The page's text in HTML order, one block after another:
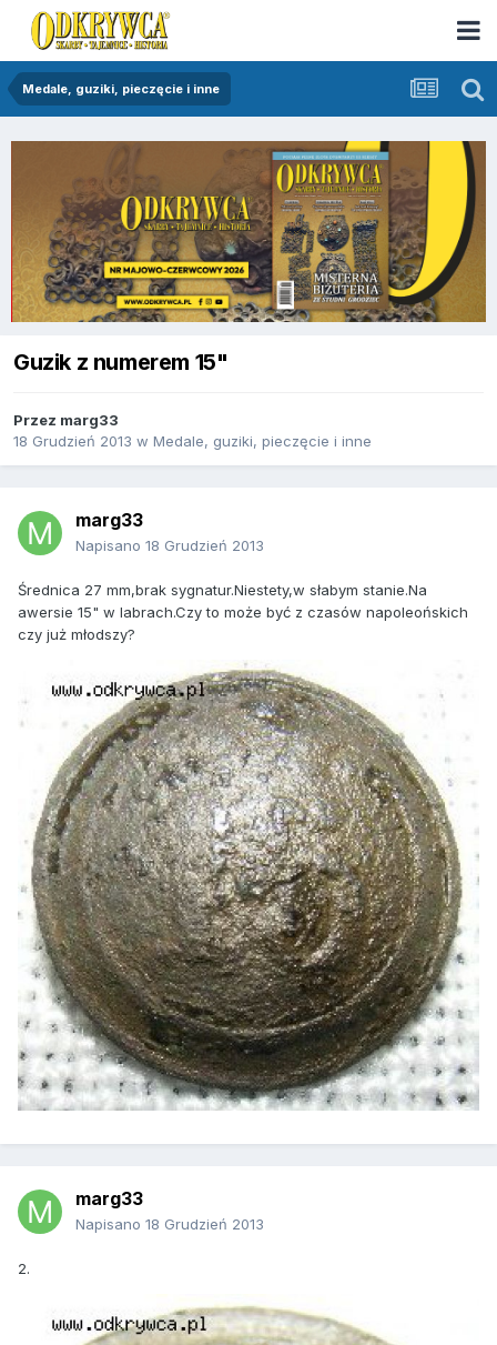
Medale, guziki, pieczęcie i inne
Guzik z numerem 15"
Przez marg33
18 Grudzień 2013 w Medale, guziki, pieczęcie i inne
marg33
Napisano 18 Grudzień 2013
Średnica 27 mm,brak sygnatur.Niestety,w słabym stanie.Na
awersie 15" w labrach.Czy to może być z czasów napoleońskich
czy już młodszy?
marg33
Napisano 18 Grudzień 2013
2.